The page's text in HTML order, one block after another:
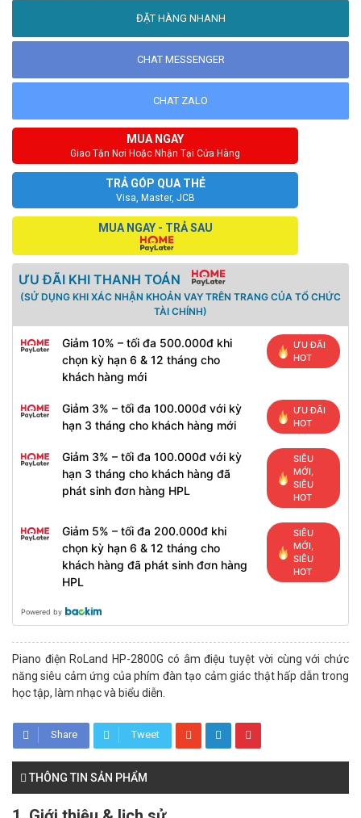
ĐẶT HÀNG NHANH
CHAT MESSENGER
CHAT ZALO
MUA NGAY
Giao Tận Nơi Hoặc Nhận Tại Cửa Hàng
TRẢ GÓP QUA THẺ
Visa, Master, JCB
MUA NGAY - TRẢ SAU
ƯU ĐÃI KHI THANH TOÁN
(SỬ DỤNG KHI XÁC NHẬN KHOẢN VAY TRÊN TRANG CỦA TỔ CHỨC
TÀI CHÍNH)
Giảm 10% – tối đa 500.000đ khi
chọn kỳ hạn 6 & 12 tháng cho
khách hàng mới
ƯU ĐÃI
HOT
Giảm 3% – tối đa 100.000đ với kỳ
hạn 3 tháng cho khách hàng mới
ƯU ĐÃI
HOT
Giảm 3% – tối đa 100.000đ với kỳ
hạn 3 tháng cho khách hàng đã
phát sinh đơn hàng HPL
SIÊU
MỚI,
SIÊU
HOT
Giảm 5% – tối đa 200.000đ khi
chọn kỳ hạn 6 & 12 tháng cho
khách hàng đã phát sinh đơn hàng
HPL
SIÊU
MỚI,
SIÊU
HOT
Powered by
Piano điện RoLand HP-2800G có âm điệu tuyệt vời cùng với chức
năng siêu cảm ứng của phím đàn tạo cảm giác thật hấp dẫn trong
học tập, làm nhạc và biểu diễn.
Share Tweet
THÔNG TIN SẢN PHẨM